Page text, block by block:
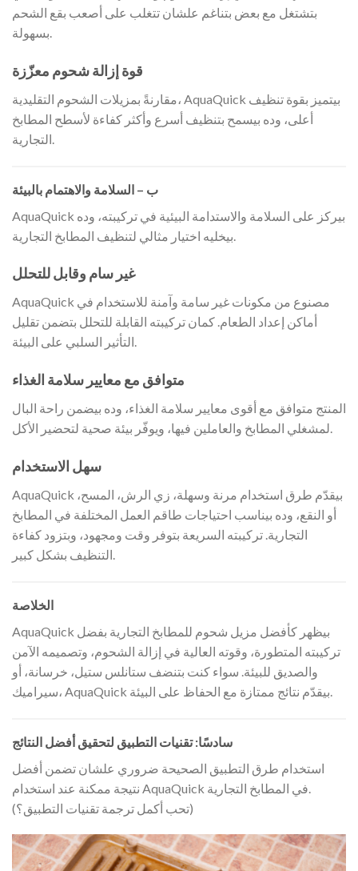
بتشتغل مع بعض بتناغم علشان تتغلب على أصعب بقع الشحم
بسهولة.
قوة إزالة شحوم معزّزة
مقارنةً بمزيلات الشحوم التقليدية، AquaQuick بيتميز بقوة تنظيف
أعلى، وده بيسمح بتنظيف أسرع وأكثر كفاءة لأسطح المطابخ
التجارية.
ب – السلامة والاهتمام بالبيئة
AquaQuick بيركز على السلامة والاستدامة البيئية في تركيبته، وده
غير سام وقابل للتحلل
AquaQuick مصنوع من مكونات غير سامة وآمنة للاستخدام في
أماكن إعداد الطعام. كمان تركيبته القابلة للتحلل بتضمن تقليل
التأثير السلبي على البيئة.
متوافق مع معايير سلامة الغذاء
المنتج متوافق مع أقوى معايير سلامة الغذاء، وده بيضمن راحة البال
لمشغلي المطابخ والعاملين فيها، ويوفّر بيئة صحية لتحضير الأكل.
سهل الاستخدام
AquaQuick بيقدّم طرق استخدام مرنة وسهلة، زي الرش، المسح،
أو النقع، وده بيناسب احتياجات طاقم العمل المختلفة في المطابخ
التجارية. تركيبته السريعة بتوفر وقت ومجهود، وبتزود كفاءة
التنظيف بشكل كبير.
الخلاصة
AquaQuick بيظهر كأفضل مزيل شحوم للمطابخ التجارية بفضل
تركيبته المتطورة، وقوته العالية في إزالة الشحوم، وتصميمه الآمن
والصديق للبيئة. سواء كنت بتنضف ستانلس ستيل، خرسانة، أو
سيراميك، AquaQuick بيقدّم نتائج ممتازة مع الحفاظ على البيئة.
سادسًا: تقنيات التطبيق لتحقيق أفضل النتائج
استخدام طرق التطبيق الصحيحة ضروري علشان تضمن أفضل
(تحب أكمل ترجمة تقنيات التطبيق؟)